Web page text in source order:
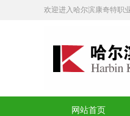
欢迎进入哈尔滨康奇特职
网站首页